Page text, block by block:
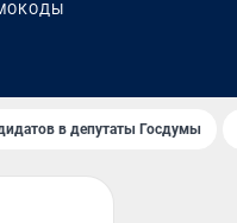
в депутаты Госдумы